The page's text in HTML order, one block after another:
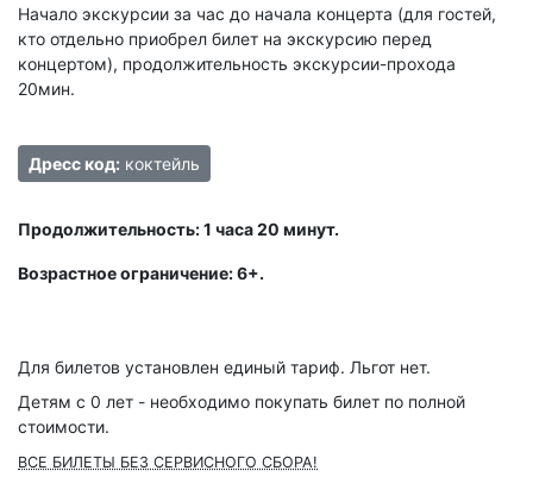
Начало экскурсии за час до начала концерта (для гостей,
кто отдельно приобрел билет на экскурсию перед
концертом), продолжительность экскурсии-прохода
20мин.
Дресс код: коктейль
Продолжительность: 1 часа 20 минут.
Возрастное ограничение: 6+.
Для билетов установлен единый тариф. Льгот нет.
Детям с 0 лет - необходимо покупать билет по полной
стоимости.
ВСЕ БИЛЕТЫ БЕЗ СЕРВИСНОГО СБОРА!